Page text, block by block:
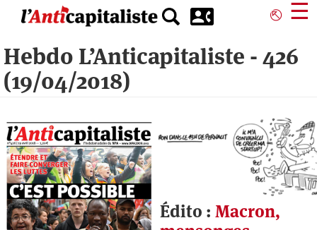
principal
⎋ ☰
Hebdo L’Anticapitaliste - 426
(19/04/2018)
Édito : Macron,